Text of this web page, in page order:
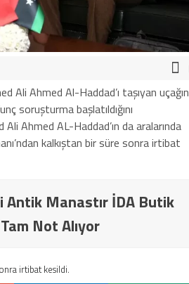
Ali Ahmed Al-Haddad’ı taşıyan uçağın
soruşturma başlatıldığını
Ahmed AL-Haddad’ın da aralarında
kalkıştan bir süre sonra irtibat
Antik Manastır İDA Butik
Not Alıyor
irtibat kesildi.